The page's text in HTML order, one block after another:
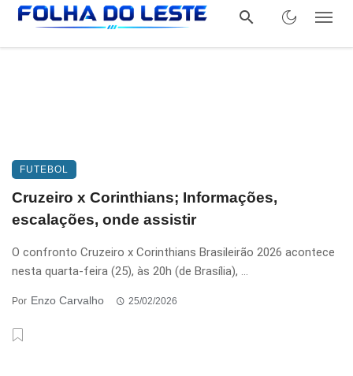
FUTEBOL
Cruzeiro x Corinthians; Informações,
escalações, onde assistir
O confronto Cruzeiro x Corinthians Brasileirão 2026 acontece
nesta quarta-feira (25), às 20h (de Brasília), ...
Por Enzo Carvalho 25/02/2026